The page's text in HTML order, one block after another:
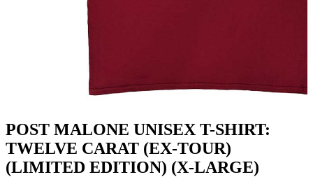
POST MALONE UNISEX T-SHIRT:
TWELVE CARAT (EX-TOUR)
(LIMITED EDITION) (X-LARGE)